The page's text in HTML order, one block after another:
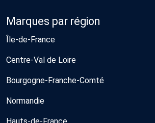
Marques par région
Île-de-France
Centre-Val de Loire
Bourgogne-Franche-Comté
Normandie